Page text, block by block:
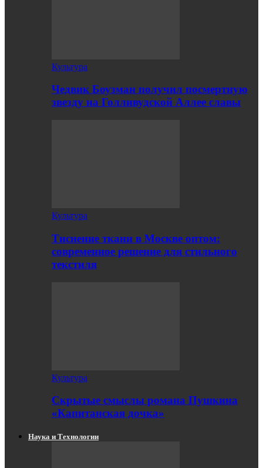
Культура
Чедвик Боузман получил посмертную
звезду на Голливудской Аллее славы
Культура
Тиснение ткани в Москве оптом:
современное решение для стильного
текстиля
Культура
Скрытые смыслы романа Пушкина
«Капитанская дочка»
Наука и Технологии